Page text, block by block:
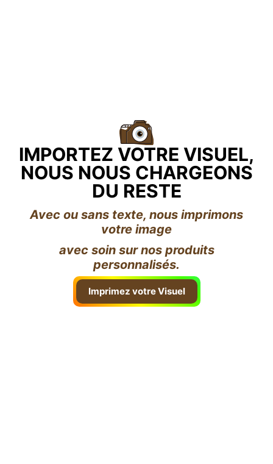
IMPORTEZ VOTRE VISUEL,
NOUS NOUS CHARGEONS
DU RESTE
Avec ou sans texte, nous imprimons
votre image
avec soin sur nos produits
personnalisés.
Imprimez votre Visuel